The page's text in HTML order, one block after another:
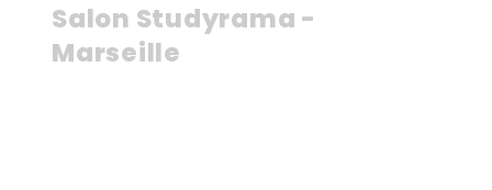
Salon Studyrama -
Marseille